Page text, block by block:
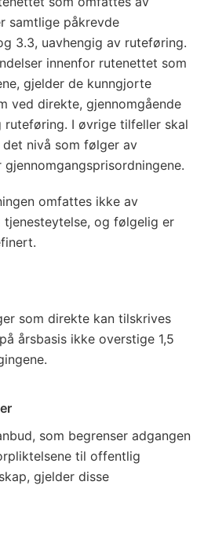
samtlige påkrevde
3.3, uavhengig av ruteføring.
innenfor rutenettet som
gjelder de kunngjorte
ved direkte, gjennomgående
I øvrige tilfeller skal
nivå som følger av
omfattes ikke av
og følgelig er
som direkte kan tilskrives
årsbasis ikke overstige 1,5
som begrenser adgangen
til offentlig
gjelder disse